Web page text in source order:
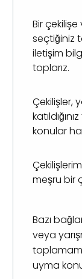
Bir çekilişe
seçtiğiniz
iletişim
toplarız.
Çekilişler,
konular
meşru bir
Bazı
veya
uyma